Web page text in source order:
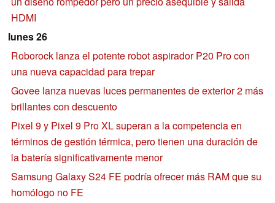
HDMI
lunes 26
Roborock lanza el potente robot aspirador P20 Pro con
una nueva capacidad para trepar
Govee lanza nuevas luces permanentes de exterior 2 más
brillantes con descuento
Pixel 9 y Pixel 9 Pro XL superan a la competencia en
términos de gestión térmica, pero tienen una duración de
la batería significativamente menor
Samsung Galaxy S24 FE podría ofrecer más RAM que su
homólogo no FE